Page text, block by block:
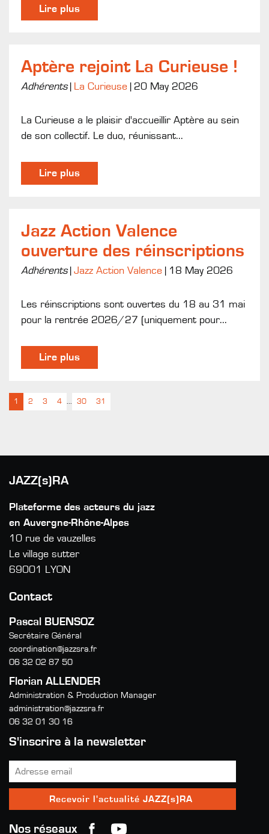
Lire plus
Aptère rejoint La Curieuse !
Adhérents La Curieuse 20 May 2026
La Curieuse a le plaisir d'accueillir Aptère au sein
de son collectif. Le duo, réunissant...
Lire plus
Jazz Action Valence
ouverture des réinscriptions
Adhérents Jazz Action Valence 18 May 2026
Les réinscriptions sont ouvertes du 18 au 31 mai
pour la rentrée 2026/27 (uniquement pour...
Lire plus
1 2 3 4 ... 30 31
JAZZ(s)RA
Plateforme des acteurs du jazz
en Auvergne-Rhône-Alpes
10 rue de vauzelles
Le village sutter
69001 LYON
Contact
Pascal BUENSOZ
Secrétaire Général
coordination@jazzsra.fr
06 32 02 87 50
Florian ALLENDER
Administration & Production Manager
administration@jazzsra.fr
06 32 01 30 16
S'inscrire à la newsletter
Nos réseaux